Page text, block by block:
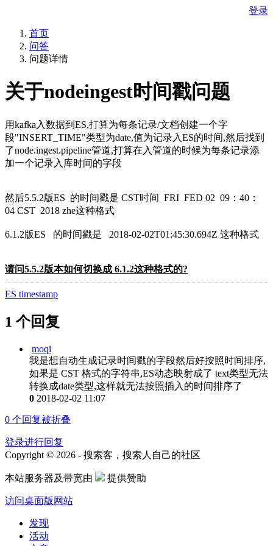
登录
首页
问答
问题详情
关于nodeingest时间戳问题
用kafka入数据到ES,打算为每条记录/文档创建一个字
段"INSERT_TIME"类型为date,值为记录入ES的时间,然后找到
了node.ingest.pipeline管道,打算在入管道的时候为每条记录添
加一个记录入库时间的字段
然后5.5.2版ES 的时间戳是 CST时间 FRI FED 02 09：40：
04 CST 2018 zhe这种格式
6.1.2版ES 的时间戳是 2018-02-02T01:45:30.694Z 这种格式
请问5.5.2版本如何切换成 6.1.2这种格式的?
ES timestamp
1 个回复
moqi
我是想自动生成记录时间戳的字段然后好按照时间排序,
如果是 CST 格式的字符串,ES动态映射成了 text类型无法
转换成date类型,这样就无法按照插入的时间排序了
0 2018-02-02 11:07
0 个回复被折叠
登录进行回复
Copyright © 2026 - 搜索客，搜索人自己的社区
本站服务器及带宽由 提供赞助
访问桌面版网站
发现
活动